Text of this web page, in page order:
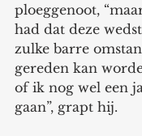
ploeggenoot,
had dat deze
zulke barre
gereden kan
of ik nog wel een
gaan”, grapt hij.